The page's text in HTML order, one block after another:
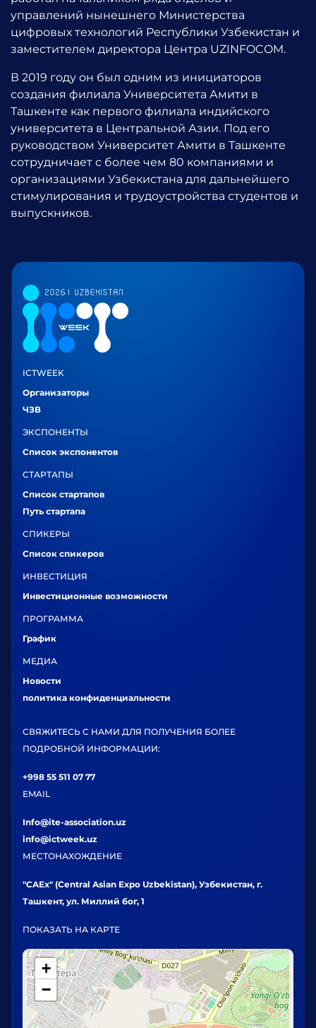
управлений нынешнего Министерства
цифровых технологий Республики Узбекистан и
заместителем директора Центра UZINFOCOM.
В 2019 году он был одним из инициаторов
создания филиала Университета Амити в
Ташкенте как первого филиала индийского
университета в Центральной Азии. Под его
руководством Университет Амити в Ташкенте
сотрудничает с более чем 80 компаниями и
организациями Узбекистана для дальнейшего
стимулирования и трудоустройства студентов и
выпускников.
ICTWEEK
Организаторы
ЧЗВ
ЭКСПОНЕНТЫ
Список экспонентов
СТАРТАПЫ
Список стартапов
Путь стартапа
СПИКЕРЫ
Список спикеров
ИНВЕСТИЦИЯ
Инвестиционные возможности
ПРОГРАММА
График
МЕДИА
Новости
политика конфиденциальности
СВЯЖИТЕСЬ С НАМИ ДЛЯ ПОЛУЧЕНИЯ БОЛЕЕ
ПОДРОБНОЙ ИНФОРМАЦИИ:
+998 55 511 07 77
EMAIL
Info@ite-association.uz
info@ictweek.uz
МЕСТОНАХОЖДЕНИЕ
"CAEx" (Central Asian Expo Uzbekistan), Узбекистан, г.
Ташкент, ул. Миллий бог, 1
ПОКАЗАТЬ НА КАРТЕ
+
−